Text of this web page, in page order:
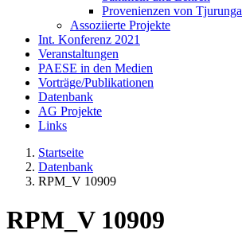
Provenienzen von Tjurunga
Assoziierte Projekte
Int. Konferenz 2021
Veranstaltungen
PAESE in den Medien
Vorträge/Publikationen
Datenbank
AG Projekte
Links
Startseite
Datenbank
RPM_V 10909
RPM_V 10909